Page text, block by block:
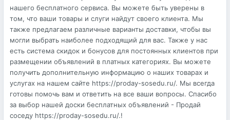
нашего бесплатного сервиса. Вы можете быть уверены в
том, что ваши товары и слуги найдут своего клиента. Мы
также предлагаем различные варианты доставки, чтобы вы
могли выбрать наиболее подходящий для вас. Также у нас
есть система скидок и бонусов для постоянных клиентов при
размещении объявлений в платных категориях. Вы можете
получить дополнительную информацию о наших товарах и
услугах на нашем сайте https://proday-sosedu.ru/. Мы всегда
готовы помочь вам и ответить на все ваши вопросы. Спасибо
за выбор нашей доски бесплатных объявлений - Продай
соседу https://proday-sosedu.ru/.!